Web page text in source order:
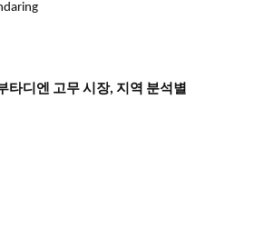
타디엔 고무 시장, 지역 분석별